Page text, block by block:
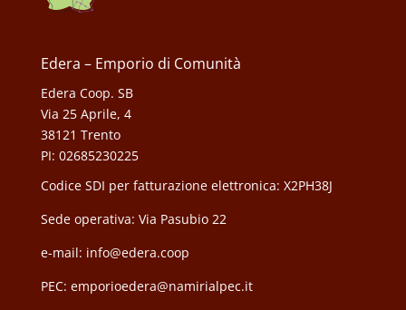
Edera – Emporio di Comunità
Edera Coop. SB
Via 25 Aprile, 4
38121 Trento
PI: 02685230225
Codice SDI per fatturazione elettronica: X2PH38J
Sede operativa: Via Pasubio 22
e-mail: info@edera.coop
PEC: emporioedera@namirialpec.it